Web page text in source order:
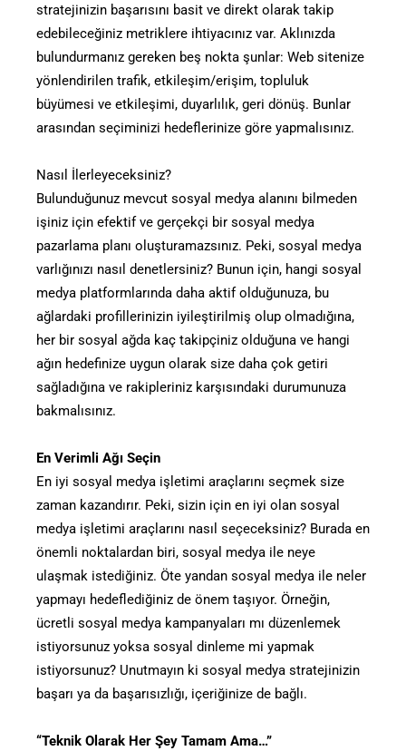
stratejinizin başarısını basit ve direkt olarak takip
edebileceğiniz metriklere ihtiyacınız var. Aklınızda
bulundurmanız gereken beş nokta şunlar: Web sitenize
yönlendirilen trafik, etkileşim/erişim, topluluk
büyümesi ve etkileşimi, duyarlılık, geri dönüş. Bunlar
arasından seçiminizi hedeflerinize göre yapmalısınız.
Nasıl İlerleyeceksiniz?
Bulunduğunuz mevcut sosyal medya alanını bilmeden
işiniz için efektif ve gerçekçi bir sosyal medya
pazarlama planı oluşturamazsınız. Peki, sosyal medya
varlığınızı nasıl denetlersiniz? Bunun için, hangi sosyal
medya platformlarında daha aktif olduğunuza, bu
ağlardaki profillerinizin iyileştirilmiş olup olmadığına,
her bir sosyal ağda kaç takipçiniz olduğuna ve hangi
ağın hedefinize uygun olarak size daha çok getiri
sağladığına ve rakipleriniz karşısındaki durumunuza
bakmalısınız.
En Verimli Ağı Seçin
En iyi sosyal medya işletimi araçlarını seçmek size
zaman kazandırır. Peki, sizin için en iyi olan sosyal
medya işletimi araçlarını nasıl seçeceksiniz? Burada en
önemli noktalardan biri, sosyal medya ile neye
ulaşmak istediğiniz. Öte yandan sosyal medya ile neler
yapmayı hedeflediğiniz de önem taşıyor. Örneğin,
ücretli sosyal medya kampanyaları mı düzenlemek
istiyorsunuz yoksa sosyal dinleme mi yapmak
istiyorsunuz? Unutmayın ki sosyal medya stratejinizin
başarı ya da başarısızlığı, içeriğinize de bağlı.
“Teknik Olarak Her Şey Tamam Ama…”